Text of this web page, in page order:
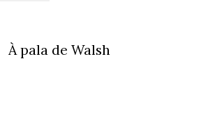
À pala de Walsh